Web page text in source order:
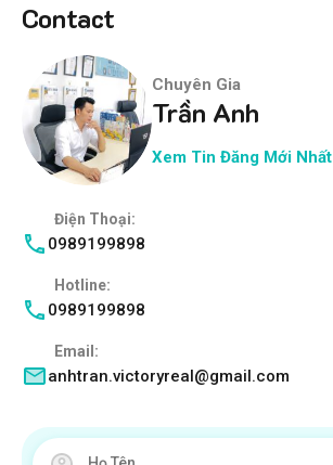
Contact
Chuyên Gia
Trần Anh
Xem Tin Đăng Mới Nhất
Điện Thoại:
0989199898
Hotline:
0989199898
Email:
anhtran.victoryreal@gmail.com